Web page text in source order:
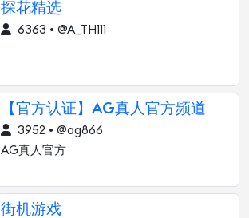
探花精选
6363 • @A_TH111
【官方认证】AG真人官方频道
3952 • @ag866
AG真人官方
街机游戏